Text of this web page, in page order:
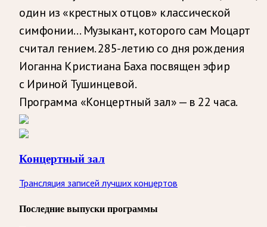
один из «крестных отцов» классической
симфонии… Музыкант, которого сам Моцарт
считал гением. 285-летию со дня рождения
Иоганна Кристиана Баха посвящен эфир
с Ириной Тушинцевой.
Программа «Концертный зал» — в 22 часа.
Концертный зал
Трансляция записей лучших концертов
Последние выпуски программы